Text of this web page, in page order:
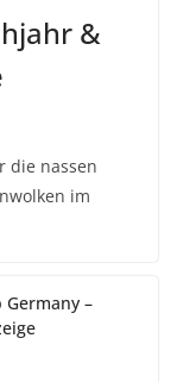
&
die nassen
im
Germany –